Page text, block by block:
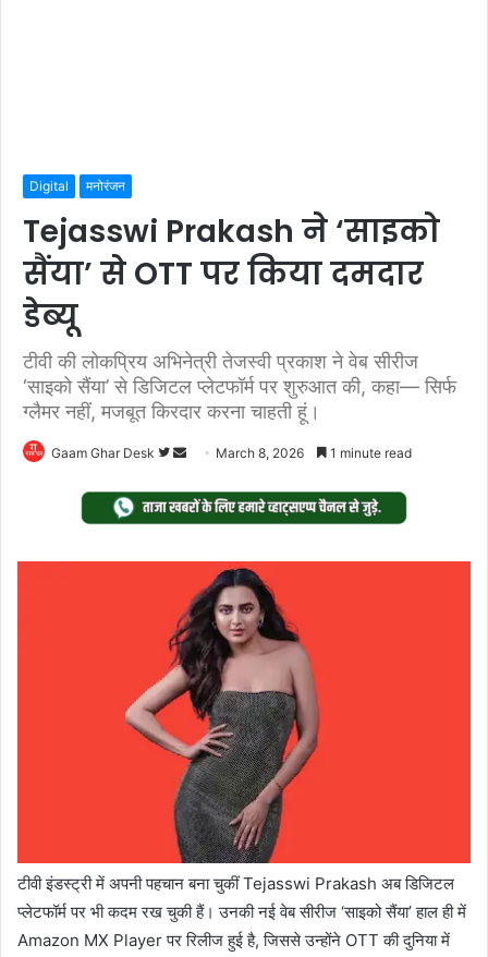
Digital मनोरंजन
Tejasswi Prakash ने ‘साइको
सैंया’ से OTT पर किया दमदार
डेब्यू
टीवी की लोकप्रिय अभिनेत्री तेजस्वी प्रकाश ने वेब सीरीज
‘साइको सैंया’ से डिजिटल प्लेटफॉर्म पर शुरुआत की, कहा— सिर्फ
ग्लैमर नहीं, मजबूत किरदार करना चाहती हूं।
Gaam Ghar Desk
Follow
Twitter
Send
email
March 8, 2026 1 minute read
टीवी इंडस्ट्री में अपनी पहचान बना चुकीं Tejasswi Prakash अब डिजिटल
प्लेटफॉर्म पर भी कदम रख चुकी हैं। उनकी नई वेब सीरीज ‘साइको सैंया’ हाल ही में
Amazon MX Player पर रिलीज हुई है, जिससे उन्होंने OTT की दुनिया में